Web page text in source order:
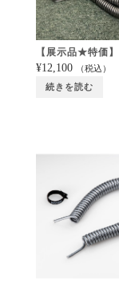
【展示品★特価
¥12,100 （税込）
続きを読む